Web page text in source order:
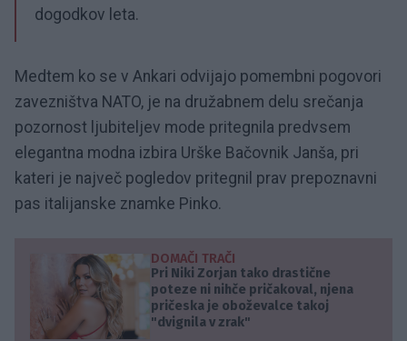
dogodkov leta.
Medtem ko se v Ankari odvijajo pomembni pogovori
zavezništva NATO, je na družabnem delu srečanja
pozornost ljubiteljev mode pritegnila predvsem
elegantna modna izbira Urške Bačovnik Janša, pri
kateri je največ pogledov pritegnil prav prepoznavni
pas italijanske znamke Pinko.
DOMAČI TRAČI
Pri Niki Zorjan tako drastične
poteze ni nihče pričakoval, njena
pričeska je oboževalce takoj
"dvignila v zrak"